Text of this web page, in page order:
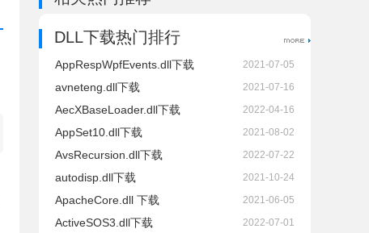
DLL下载热门排行
AppRespWpfEvents.dll下载 2021-07-05
avneteng.dll下载 2021-07-16
AecXBaseLoader.dll下载 2022-04-16
AppSet10.dll下载 2021-08-02
AvsRecursion.dll下载 2022-07-22
autodisp.dll下载 2021-10-24
ApacheCore.dll 下载 2021-06-05
ActiveSOS3.dll下载 2022-07-01